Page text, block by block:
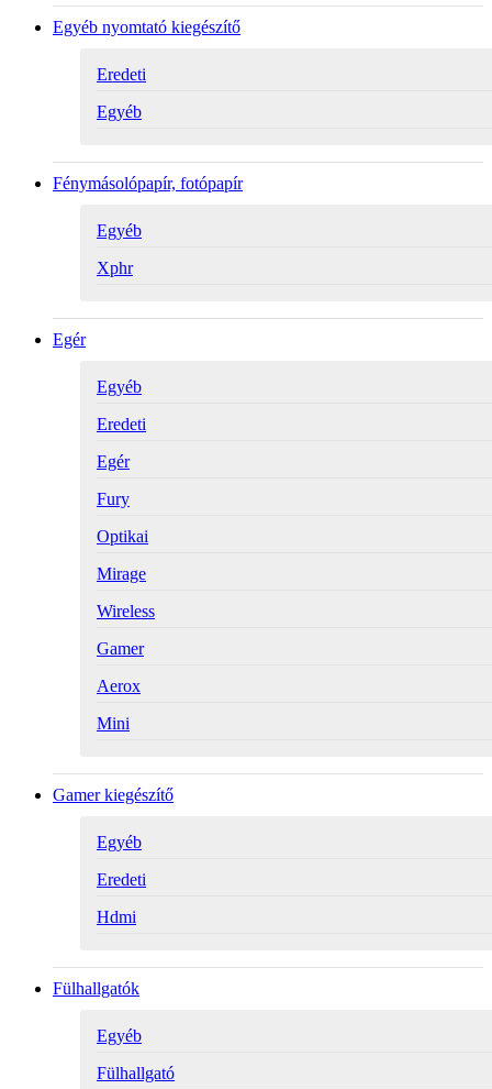
Egyéb nyomtató kiegészítő
Eredeti
Egyéb
Fénymásolópapír, fotópapír
Egyéb
Xphr
Egér
Egyéb
Eredeti
Egér
Fury
Optikai
Mirage
Wireless
Gamer
Aerox
Mini
Gamer kiegészítő
Egyéb
Eredeti
Hdmi
Fülhallgatók
Egyéb
Fülhallgató